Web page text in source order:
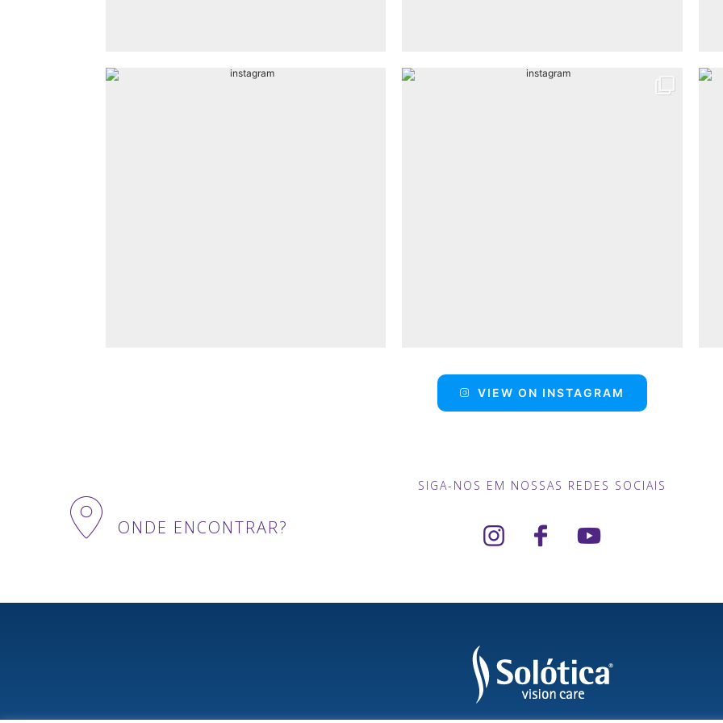
VIEW ON INSTAGRAM
ONDE ENCONTRAR?
SIGA-NOS EM NOSSAS REDES SOCIAIS